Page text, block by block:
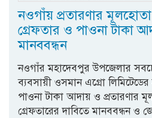
নওগাঁয় প্রতারণার
গ্রেফতার ও পাওনা টাকা
মানববন্ধন
নওগাঁর মহাদেবপুর উপজেলার
ব্যবসায়ী ওসমান এগ্রো
পাওনা টাকা আদায় ও প্রতারণার
গ্রেফতারের দাবিতে মানববন্ধন ও